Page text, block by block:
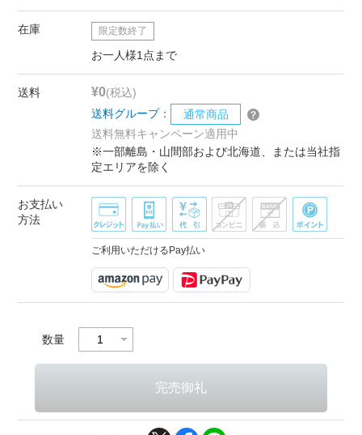
在庫 限定数終了
お一人様1点まで
送料 ¥0(税込)
送料グループ：
通常商品
送料無料キャンペーン適用中
※一部離島・山間部および北海道、または当社指
定エリアを除く
お支払い
方法
ご利用いただけるPay払い
数量